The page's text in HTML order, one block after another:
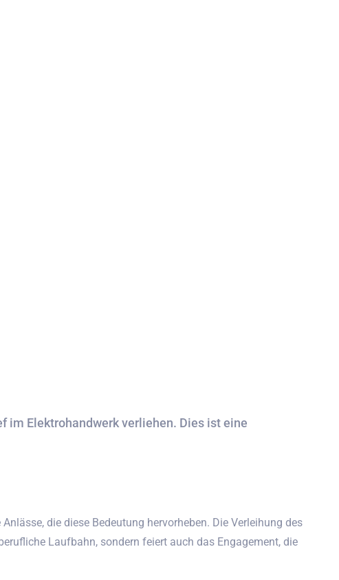
im Elektrohandwerk verliehen. Dies ist eine
die diese Bedeutung hervorheben. Die Verleihung des
Laufbahn, sondern feiert auch das Engagement, die